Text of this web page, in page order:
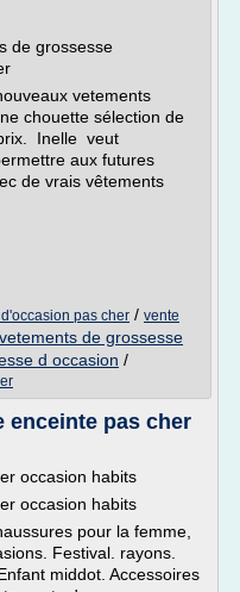
de grossesse
vetements
chouette sélection de
Inelle veut
aux futures
de vrais vêtements
pas cher / vente
vetements de grossesse
d occasion /
enceinte pas cher
occasion habits
occasion habits
pour la femme,
Festival. rayons.
middot. Accessoires